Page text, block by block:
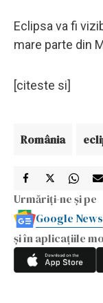
Eclipsa va fi
mare parte din
[citeste si]
România
Urmăriți-ne și pe
Google News
și în aplicațiile